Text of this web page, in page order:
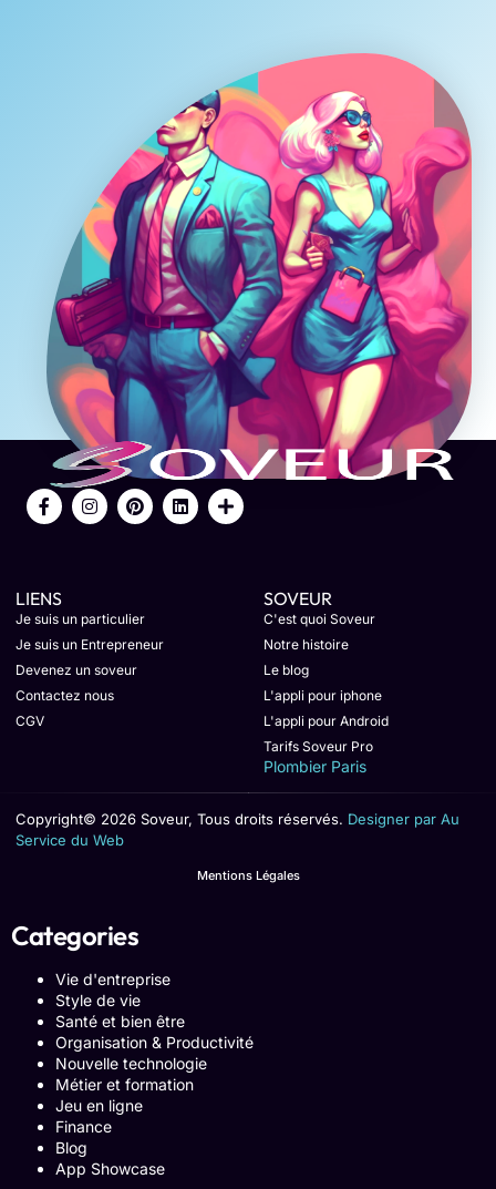
LIENS
Je suis un particulier
Je suis un Entrepreneur
Devenez un soveur
Contactez nous
CGV
SOVEUR
C'est quoi Soveur
Notre histoire
Le blog
L'appli pour iphone
L'appli pour Android
Tarifs Soveur Pro
Plombier Paris
Copyright© 2026 Soveur, Tous droits réservés. Designer par Au
Service du Web
Mentions Légales
Categories
Vie d'entreprise
Style de vie
Santé et bien être
Organisation & Productivité
Nouvelle technologie
Métier et formation
Jeu en ligne
Finance
Blog
App Showcase